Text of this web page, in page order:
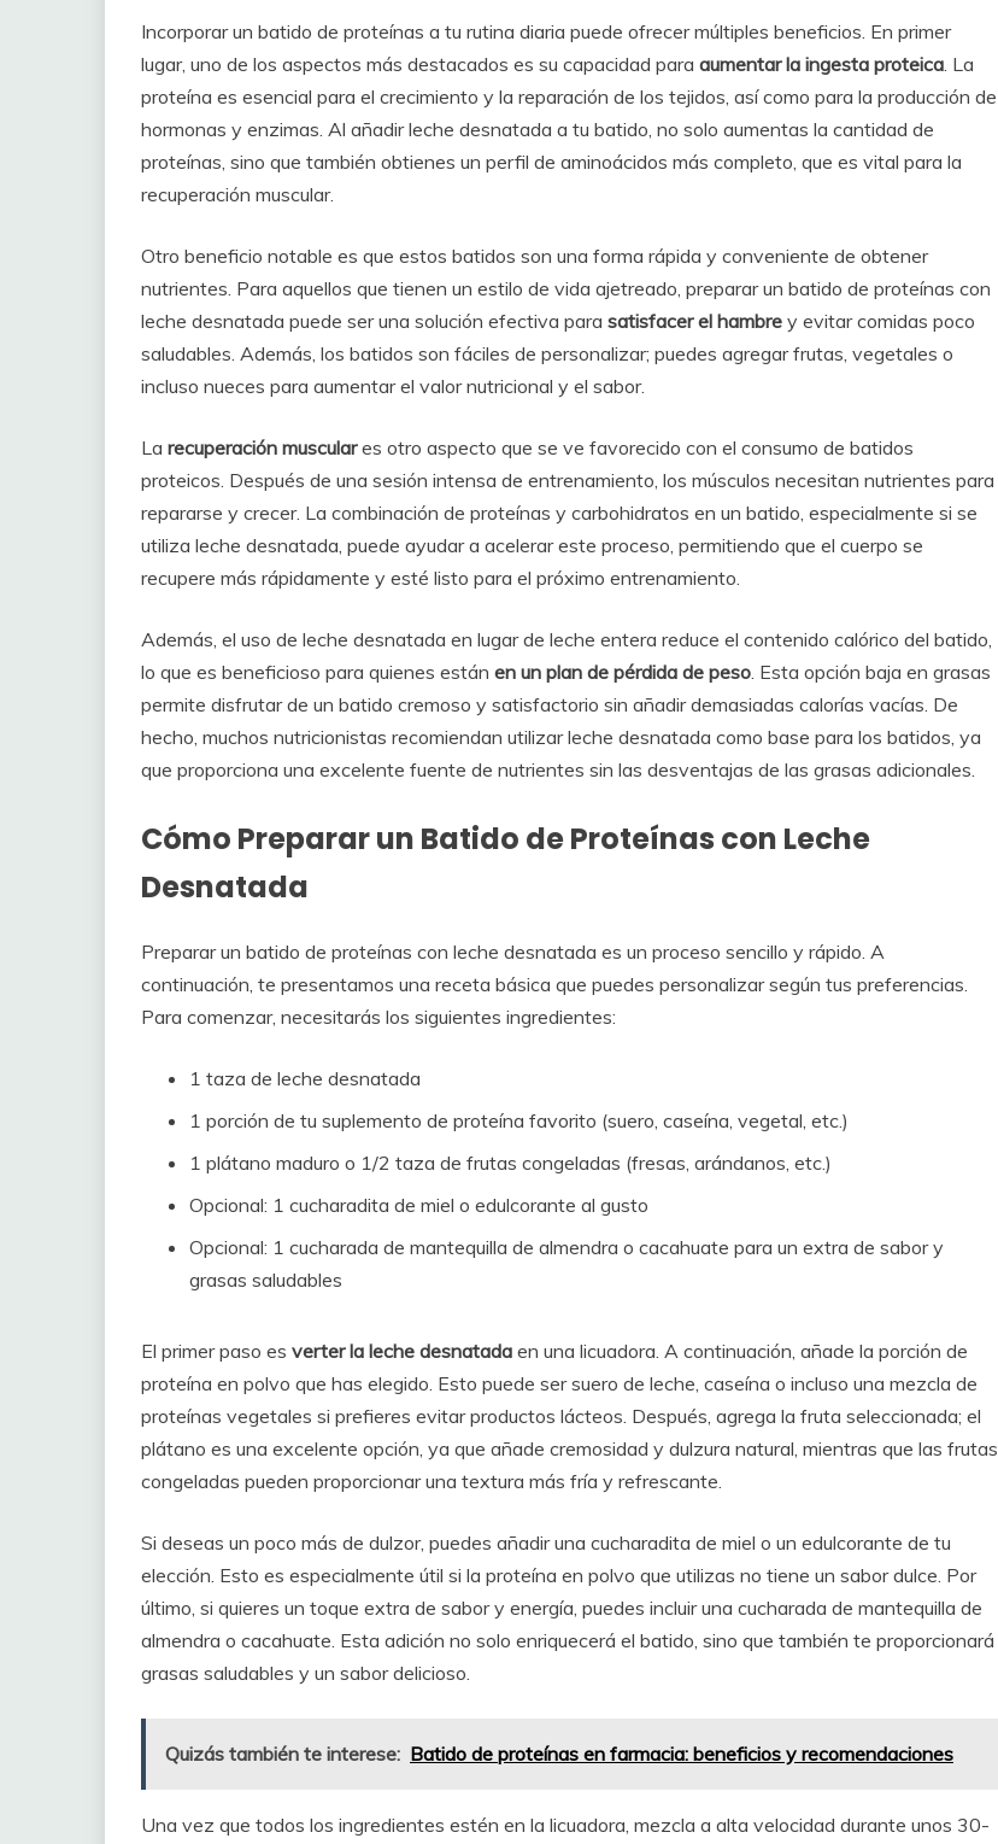
Incorporar un batido de proteínas a tu rutina diaria puede ofrecer múltiples beneficios. En primer
lugar, uno de los aspectos más destacados es su capacidad para aumentar la ingesta proteica. La
proteína es esencial para el crecimiento y la reparación de los tejidos, así como para la producción de
hormonas y enzimas. Al añadir leche desnatada a tu batido, no solo aumentas la cantidad de
proteínas, sino que también obtienes un perfil de aminoácidos más completo, que es vital para la
recuperación muscular.
Otro beneficio notable es que estos batidos son una forma rápida y conveniente de obtener
nutrientes. Para aquellos que tienen un estilo de vida ajetreado, preparar un batido de proteínas con
leche desnatada puede ser una solución efectiva para satisfacer el hambre y evitar comidas poco
saludables. Además, los batidos son fáciles de personalizar; puedes agregar frutas, vegetales o
incluso nueces para aumentar el valor nutricional y el sabor.
La recuperación musculares otro aspecto que se ve favorecido con el consumo de batidos
proteicos. Después de una sesión intensa de entrenamiento, los músculos necesitan nutrientes para
repararse y crecer. La combinación de proteínas y carbohidratos en un batido, especialmente si se
utiliza leche desnatada, puede ayudar a acelerar este proceso, permitiendo que el cuerpo se
recupere más rápidamente y esté listo para el próximo entrenamiento.
Además, el uso de leche desnatada en lugar de leche entera reduce el contenido calórico del batido,
lo que es beneficioso para quienes están en un plan de pérdida de peso. Esta opción baja en grasas
permite disfrutar de un batido cremoso y satisfactorio sin añadir demasiadas calorías vacías. De
hecho, muchos nutricionistas recomiendan utilizar leche desnatada como base para los batidos, ya
que proporciona una excelente fuente de nutrientes sin las desventajas de las grasas adicionales.
Cómo Preparar un Batido de Proteínas con Leche
Desnatada
Preparar un batido de proteínas con leche desnatada es un proceso sencillo y rápido. A
continuación, te presentamos una receta básica que puedes personalizar según tus preferencias.
Para comenzar, necesitarás los siguientes ingredientes:
1 taza de leche desnatada
1 porción de tu suplemento de proteína favorito (suero, caseína, vegetal, etc.)
1 plátano maduro o 1/2 taza de frutas congeladas (fresas, arándanos, etc.)
Opcional: 1 cucharadita de miel o edulcorante al gusto
Opcional: 1 cucharada de mantequilla de almendra o cacahuate para un extra de sabor y
grasas saludables
El primer paso es verter la leche desnatada en una licuadora. A continuación, añade la porción de
proteína en polvo que has elegido. Esto puede ser suero de leche, caseína o incluso una mezcla de
proteínas vegetales si prefieres evitar productos lácteos. Después, agrega la fruta seleccionada; el
plátano es una excelente opción, ya que añade cremosidad y dulzura natural, mientras que las frutas
congeladas pueden proporcionar una textura más fría y refrescante.
Si deseas un poco más de dulzor, puedes añadir una cucharadita de miel o un edulcorante de tu
elección. Esto es especialmente útil si la proteína en polvo que utilizas no tiene un sabor dulce. Por
último, si quieres un toque extra de sabor y energía, puedes incluir una cucharada de mantequilla de
almendra o cacahuate. Esta adición no solo enriquecerá el batido, sino que también te proporcionará
grasas saludables y un sabor delicioso.
Quizás también te interese: Batido de proteínas en farmacia: beneficios y recomendaciones
Una vez que todos los ingredientes estén en la licuadora, mezcla a alta velocidad durante unos 30-